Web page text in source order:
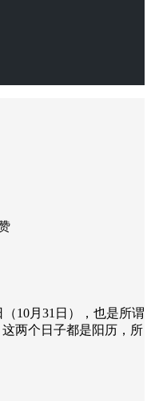
10月31日），也是所谓
两个日子都是阳历，所